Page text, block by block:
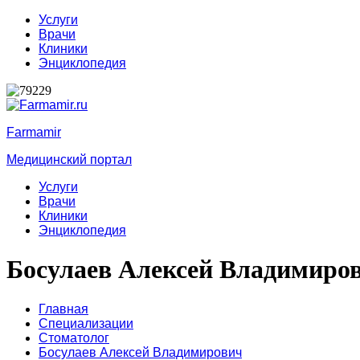
Услуги
Врачи
Клиники
Энциклопедия
Farmamir
Медицинский портал
Услуги
Врачи
Клиники
Энциклопедия
Босулаев Алексей
Главная
Специализации
Стоматолог
Босулаев Алексей Владимирович